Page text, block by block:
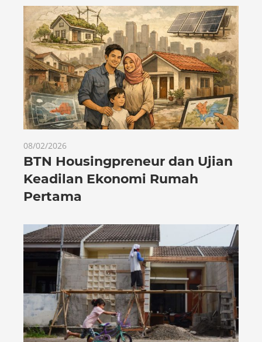
08/02/2026
BTN Housingpreneur dan Ujian
Keadilan Ekonomi Rumah
Pertama